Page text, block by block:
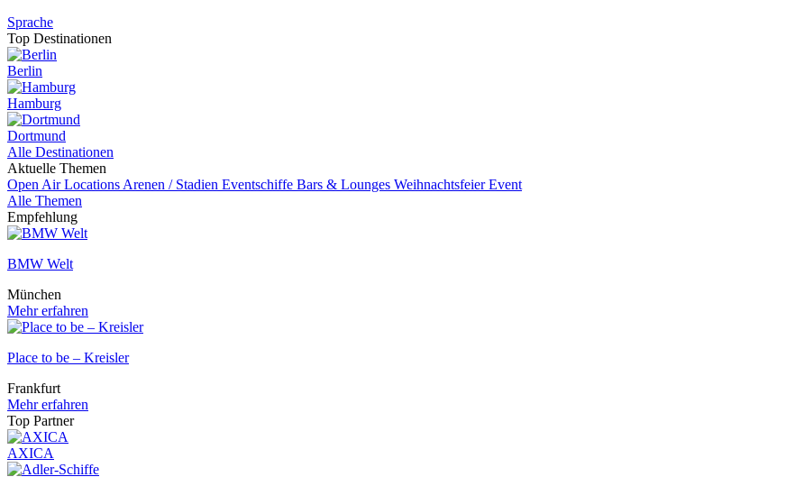
Sprache
Top Destinationen
Berlin
Hamburg
Dortmund
Alle Destinationen
Aktuelle Themen
Open Air Locations Arenen / Stadien Eventschiffe Bars & Lounges WeihnachtsfeierEvent
Alle Themen
Empfehlung
BMW Welt
München
Mehr erfahren
Place to be – Kreisler
Frankfurt
Mehr erfahren
Top Partner
AXICA